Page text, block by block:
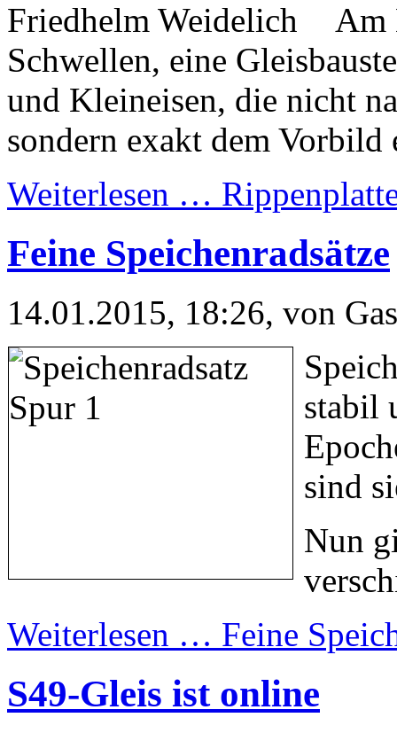
Am
Schwellen, eine
und Kleineisen, die nicht
sondern exakt dem Vorbild
Weiterlesen …
Feine Speichenradsätze
14.01.2015, 18:26, von
stabil
sind
Nun
Weiterlesen … Feine
S49-Gleis ist online